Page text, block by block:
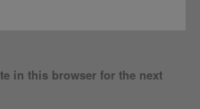
in this browser for the next